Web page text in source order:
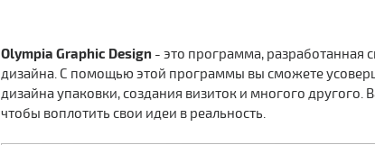
Olympia Graphic Design - это программа, разработанная
дизайна. С помощью этой программы вы сможете
дизайна упаковки, создания визиток и многого
чтобы воплотить свои идеи в реальность.